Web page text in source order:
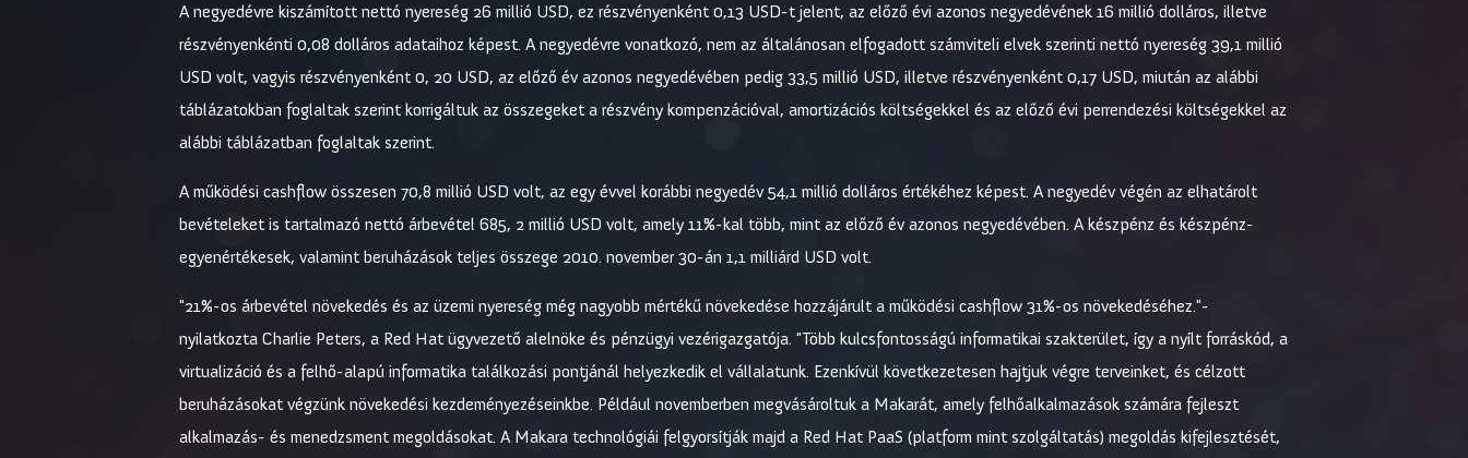
A negyedévre kiszámított nettó nyereség 26 millió USD, ez részvényenként 0,13 USD-t jelent, az előző évi azonos negyedévének 16 millió dolláros, illetve
részvényenkénti 0,08 dolláros adataihoz képest. A negyedévre vonatkozó, nem az általánosan elfogadott számviteli elvek szerinti nettó nyereség 39,1 millió
USD volt, vagyis részvényenként 0, 20 USD, az előző év azonos negyedévében pedig 33,5 millió USD, illetve részvényenként 0,17 USD, miután az alábbi
táblázatokban foglaltak szerint korrigáltuk az összegeket a részvény kompenzációval, amortizációs költségekkel és az előző évi perrendezési költségekkel az
alábbi táblázatban foglaltak szerint.
A működési cashflow összesen 70,8 millió USD volt, az egy évvel korábbi negyedév 54,1 millió dolláros értékéhez képest. A negyedév végén az elhatárolt
bevételeket is tartalmazó nettó árbevétel 685, 2 millió USD volt, amely 11%-kal több, mint az előző év azonos negyedévében. A készpénz és készpénz-
egyenértékesek, valamint beruházások teljes összege 2010. november 30-án 1,1 milliárd USD volt.
"21%-os árbevétel növekedés és az üzemi nyereség még nagyobb mértékű növekedése hozzájárult a működési cashflow 31%-os növekedéséhez."-
nyilatkozta Charlie Peters, a Red Hat ügyvezető alelnöke és pénzügyi vezérigazgatója. "Több kulcsfontosságú informatikai szakterület, így a nyílt forráskód, a
virtualizáció és a felhő-alapú informatika találkozási pontjánál helyezkedik el vállalatunk. Ezenkívül következetesen hajtjuk végre terveinket, és célzott
beruházásokat végzünk növekedési kezdeményezéseinkbe. Például novemberben megvásároltuk a Makarát, amely felhőalkalmazások számára fejleszt
alkalmazás- és menedzsment megoldásokat. A Makara technológiái felgyorsítják majd a Red Hat PaaS (platform mint szolgáltatás) megoldás kifejlesztését,